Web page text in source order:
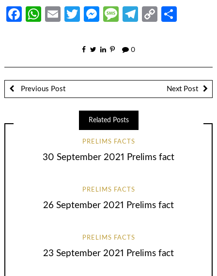
Facebook
WhatsApp
EmailTwitter
Messenger
Message
Telegram
Copy
0
Previous Post Next Post
Related Posts
PRELIMS FACTS
30 September 2021 Prelims fact
PRELIMS FACTS
26 September 2021 Prelims fact
PRELIMS FACTS
23 September 2021 Prelims fact